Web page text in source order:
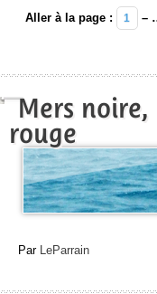
Aller à la page : 1 –
Mers noire,
rouge
Par LeParrain